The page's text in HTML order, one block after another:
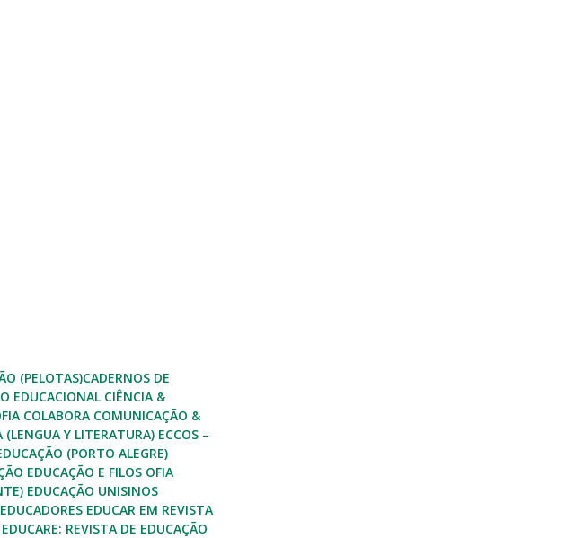
(PELOTAS)CADERNOS DE
EDUCACIONAL CIÊNCIA &
COLABORA COMUNICAÇÃO &
(LENGUA Y LITERATURA) ECCOS –
(PORTO ALEGRE)
EDUCAÇÃO E FILOS OFIA
EDUCAÇÃO UNISINOS
EDUCAR EM REVISTA
REVISTA DE EDUCAÇÃO